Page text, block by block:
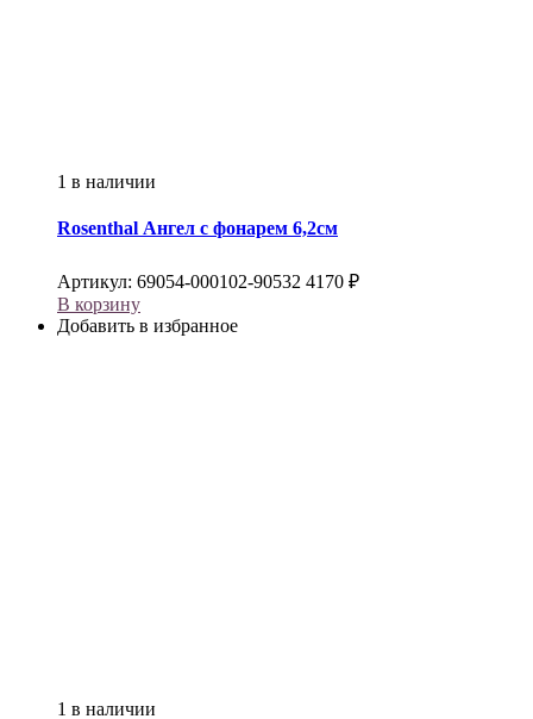
1 в наличии
Rosenthal Ангел с фонарем 6,2см
Артикул: 69054-000102-90532 4170 ₽
В корзину
Добавить в избранное
1 в наличии